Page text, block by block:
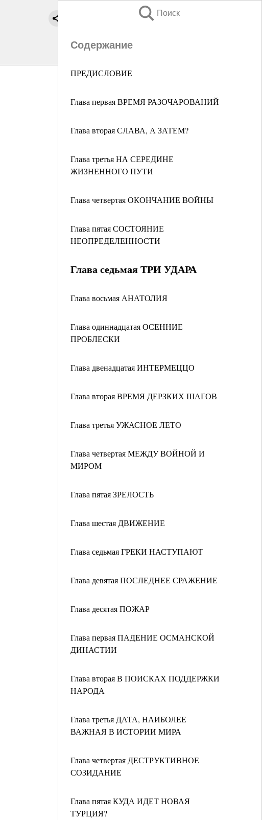
Поиск
Содержание
ПРЕДИСЛОВИЕ
Глава первая ВРЕМЯ РАЗОЧАРОВАНИЙ
Глава вторая СЛАВА, А ЗАТЕМ?
Глава третья НА СЕРЕДИНЕ
ЖИЗНЕННОГО ПУТИ
Глава четвертая ОКОНЧАНИЕ ВОЙНЫ
Глава пятая СОСТОЯНИЕ
НЕОПРЕДЕЛЕННОСТИ
Глава седьмая ТРИ УДАРА
Глава восьмая АНАТОЛИЯ
Глава одиннадцатая ОСЕННИЕ
ПРОБЛЕСКИ
Глава двенадцатая ИНТЕРМЕЦЦО
Глава вторая ВРЕМЯ ДЕРЗКИХ ШАГОВ
Глава третья УЖАСНОЕ ЛЕТО
Глава четвертая МЕЖДУ ВОЙНОЙ И
МИРОМ
Глава пятая ЗРЕЛОСТЬ
Глава шестая ДВИЖЕНИЕ
Глава седьмая ГРЕКИ НАСТУПАЮТ
Глава девятая ПОСЛЕДНЕЕ СРАЖЕНИЕ
Глава десятая ПОЖАР
Глава первая ПАДЕНИЕ ОСМАНСКОЙ
ДИНАСТИИ
Глава вторая В ПОИСКАХ ПОДДЕРЖКИ
НАРОДА
Глава третья ДАТА, НАИБОЛЕЕ
ВАЖНАЯ В ИСТОРИИ МИРА
Глава четвертая ДЕСТРУКТИВНОЕ
СОЗИДАНИЕ
Глава пятая КУДА ИДЕТ НОВАЯ
ТУРЦИЯ?